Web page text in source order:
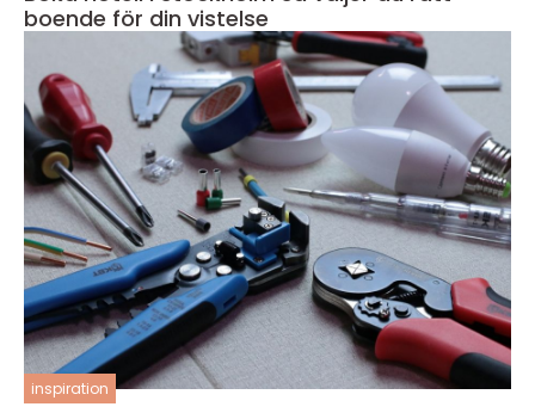
boende för din vistelse
inspiration